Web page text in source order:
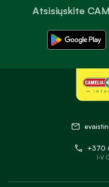
Atsisiųskite
+370
I-V